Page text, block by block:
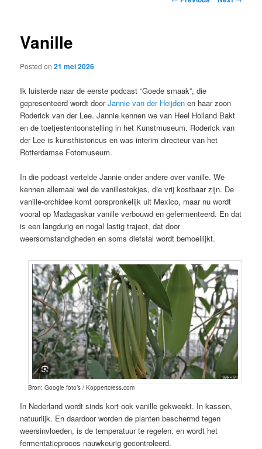
content
Vanille
Posted on21 mei 2026
Ik luisterde naar de eerste podcast “Goede smaak”, die
gepresenteerd wordt doorJannie van der Heijden en haar zoon
Roderick van der Lee. Jannie kennen we van Heel Holland Bakt
en de toetjestentoonstelling in het Kunstmuseum. Roderick van
der Lee is kunsthistoricus en was interim directeur van het
Rotterdamse Fotomuseum.
In die podcast vertelde Jannie onder andere over vanille. We
kennen allemaal wel de vanillestokjes, die vrij kostbaar zijn. De
vanille-orchidee komt oorspronkelijk uit Mexico, maar nu wordt
vooral op Madagaskar vanille verbouwd en gefermenteerd. En dat
is een langdurig en nogal lastig traject, dat door
weersomstandigheden en soms diefstal wordt bemoeilijkt.
Bron: Google foto’s / Koppertcress.com
In Nederland wordt sinds kort ook vanille gekweekt. In kassen,
natuurlijk. En daardoor worden de planten beschermd tegen
weersinvloeden, is de temperatuur te regelen. en wordt het
fermentatieproces nauwkeurig gecontroleerd.